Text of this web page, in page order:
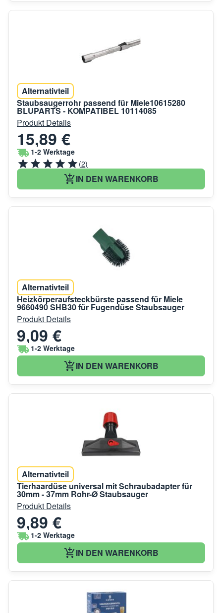
Alternativteil
Staubsaugerrohr passend für Miele10615280
BLUPARTS - KOMPATIBEL 10114085
Produkt Details
15,89 €
1-2 Werktage
(2)
IN DEN WARENKORB
Alternativteil
Heizkörperaufsteckbürste passend für Miele
9660490 SHB30 für Fugendüse Staubsauger
Produkt Details
9,09 €
1-2 Werktage
IN DEN WARENKORB
Alternativteil
Tierhaardüse universal mit Schraubadapter für
30mm - 37mm Rohr-Ø Staubsauger
Produkt Details
9,89 €
1-2 Werktage
IN DEN WARENKORB